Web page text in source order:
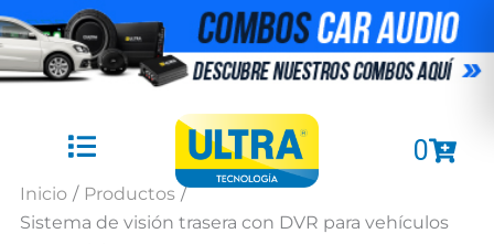
Ir
al
contenido
0
Cart
Inicio / Productos /
Sistema de visión trasera con DVR para vehículos